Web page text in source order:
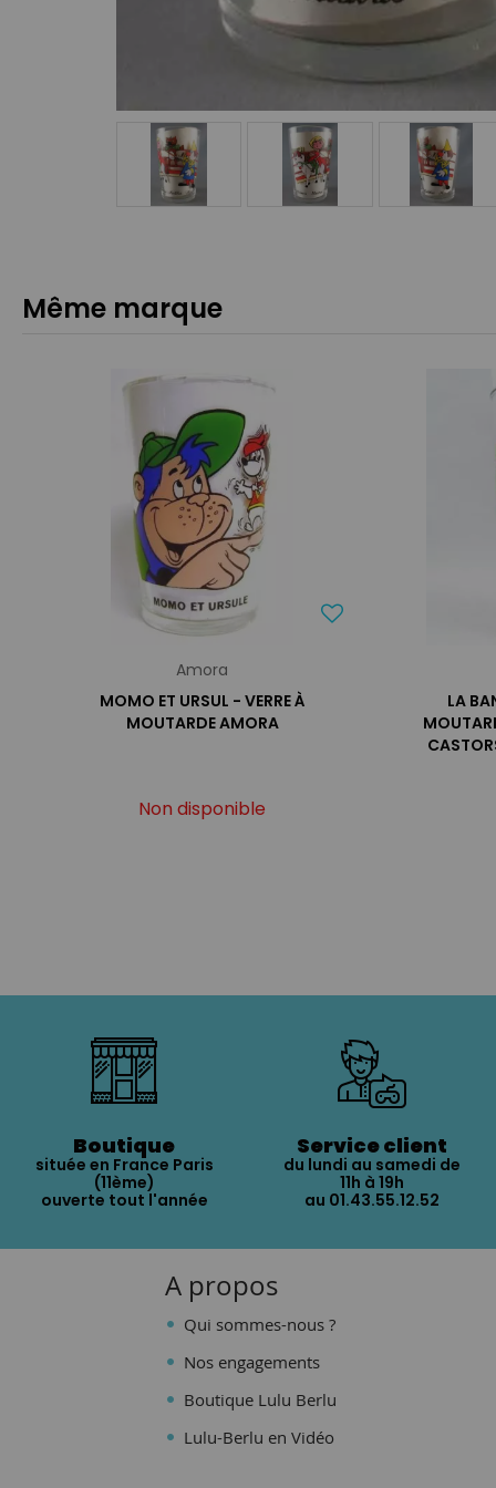
Même marque
Amora
MOMO ET URSUL - VERRE À
MOUTARDE AMORA
Non disponible
LA
Boutique
située en France Paris
(11ème)
ouverte tout l'année
Service client
du lundi au samedi de
11h à 19h
au 01.43.55.12.52
A propos
Qui sommes-nous ?
Nos engagements
Boutique Lulu Berlu
Lulu-Berlu en Vidéo